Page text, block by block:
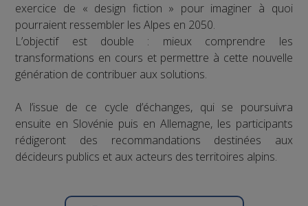
exercice de « design fiction » pour imaginer à quoi
pourraient ressembler les Alpes en 2050.
L’objectif est double : mieux comprendre les
transformations en cours et permettre à cette nouvelle
génération de contribuer aux solutions.
A l’issue de ce cycle d’échanges, qui se poursuivra
ensuite en Slovénie puis en Allemagne, les participants
rédigeront des recommandations destinées aux
décideurs publics et aux acteurs des territoires alpins.